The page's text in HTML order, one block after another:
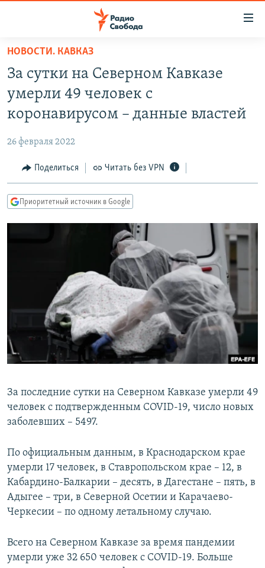
упрощенного
доступа
основному
Вернутся
Вернутся
ПОДКАСТЫ
АВТОРСКИЕ ПРОЕКТЫ
МНЕНИЯ
КУЛЬТУРА
КАВКАЗ.РЕАЛИИ
СЕВЕР.РЕАЛИИ
РАСПИСАНИЕ ВЕЩАНИЯ
ПОДПИШИТЕСЬ НА РАССЫЛКУ
СОЦИАЛЬНЫЕ СЕТИ
Все сайты РСЕ/РС
НОВОСТИ. КАВКАЗ
За сутки на Северном Кавказе
умерли 49 человек с
коронавирусом – данные властей
26 февраля 2022
Поделиться Читать без VPN
Приоритетный источник в Google
За последние сутки на Северном Кавказе умерли 49
человек с подтвержденным COVID-19, число новых
заболевших – 5497.
По официальным данным, в Краснодарском крае
умерли 17 человек, в Ставропольском крае – 12, в
Кабардино-Балкарии – десять, в Дагестане – пять, в
Адыгее – три, в Северной Осетии и Карачаево-
Черкесии – по одному летальному случаю.
Всего на Северном Кавказе за время пандемии
умерли уже 32 650 человек с COVID-19. Больше